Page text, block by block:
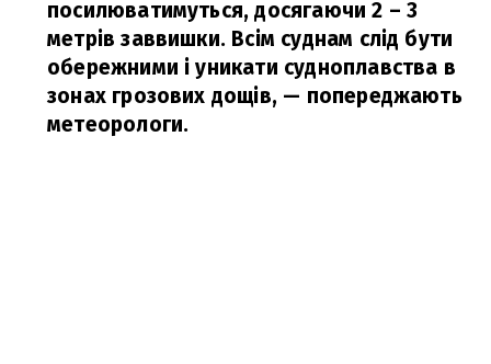
посилюватимуться, досягаючи 2 – 3
метрів заввишки. Всім суднам слід бути
обережними і уникати судноплавства в
зонах грозових дощів, — попереджають
метеорологи.